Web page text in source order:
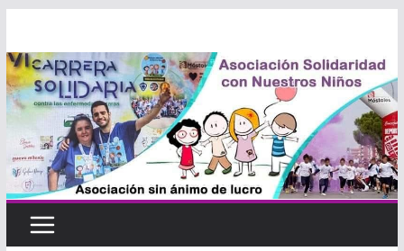
contenido